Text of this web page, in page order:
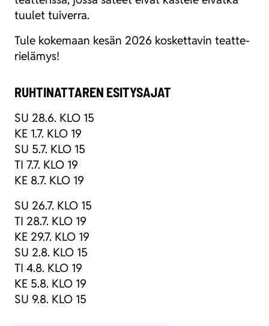
tuu­let tui­ver­ra.
Tule koke­maan kesän 2026 kos­ket­ta­vin teat­te­
rie­lä­mys!
RUHTINATTAREN ESITYSAJAT
SU 28.6. KLO 15
KE 1.7. KLO 19
SU 5.7. KLO 15
TI 7.7. KLO 19
KE 8.7. KLO 19
SU 26.7. KLO 15
TI 28.7. KLO 19
KE 29.7. KLO 19
SU 2.8. KLO 15
TI 4.8. KLO 19
KE 5.8. KLO 19
SU 9.8. KLO 15